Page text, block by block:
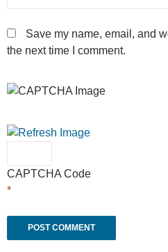
Save my name, email, and
the next time I comment.
CAPTCHA Code
*